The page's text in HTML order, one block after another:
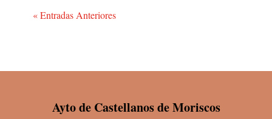
« Entradas Anteriores
Ayto de Castellanos de Moriscos